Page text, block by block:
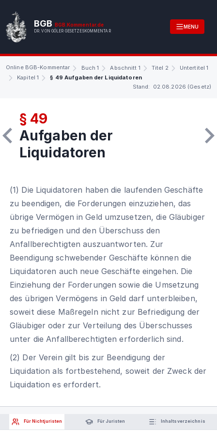
BGB BGB.Kommentar.de
DR. VON GÖLER GESETZESKOMMENTAR
MENU
Online BGB-Kommentar Buch 1 Abschnitt 1 Titel 2
Untertitel 1
Kapitel 1
§ 49 Aufgaben der Liquidatoren
Stand: 02.08.2026 (Gesetz)
§ 49
Aufgaben der
Liquidatoren
(1) Die Liquidatoren haben die laufenden Geschäfte
zu beendigen, die Forderungen einzuziehen, das
übrige Vermögen in Geld umzusetzen, die Gläubiger
zu befriedigen und den Überschuss den
Anfallberechtigten auszuantworten. Zur
Beendigung schwebender Geschäfte können die
Liquidatoren auch neue Geschäfte eingehen. Die
Einziehung der Forderungen sowie die Umsetzung
des übrigen Vermögens in Geld darf unterbleiben,
soweit diese Maßregeln nicht zur Befriedigung der
Gläubiger oder zur Verteilung des Überschusses
unter die Anfallberechtigten erforderlich sind.
(2) Der Verein gilt bis zur Beendigung der
Liquidation als fortbestehend, soweit der Zweck der
Liquidation es erfordert.
Für Nichtjuristen Für Juristen Inhaltsverzeichnis